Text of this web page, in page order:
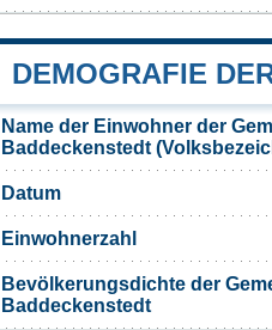
DEMOGRAFIE
Name der Einwohner der
Baddeckenstedt
Datum
Einwohnerzahl
Bevölkerungsdichte der
Baddeckenstedt